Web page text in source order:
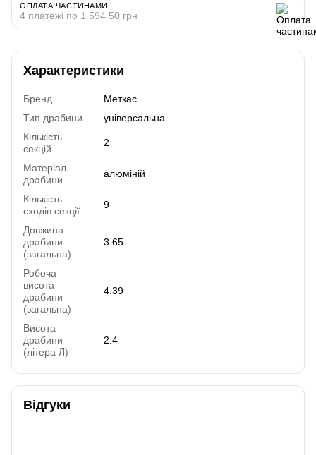
ОПЛАТА ЧАСТИНАМИ
4 платежі по 1 594.50 грн
Характеристики
Бренд
Меткас
Тип драбини
універсальна
Кількість
секцій
2
Матеріал
драбини
алюміній
Кількість
сходів секції
9
Довжина
драбини
(загальна)
3.65
Робоча
висота
драбини
(загальна)
4.39
Висота
драбини
(літера Л)
2.4
Відгуки